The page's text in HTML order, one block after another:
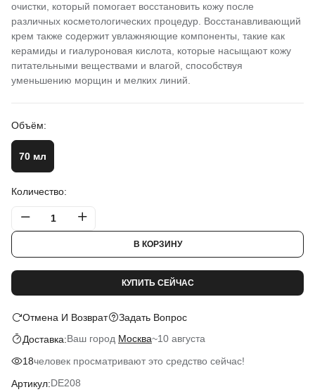
очистки, который помогает восстановить кожу после
различных косметологических процедур. Восстанавливающий
крем также содержит увлажняющие компоненты, такие как
керамиды и гиалуроновая кислота, которые насыщают кожу
питательными веществами и влагой, способствуя
уменьшению морщин и мелких линий.
Объём:
70 мл
Количество:
В КОРЗИНУ
КУПИТЬ СЕЙЧАС
Отмена И Возврат
Задать Вопрос
Доставка:Ваш город Москва~10 августа
18человек просматривают это средство сейчас!
Артикул:DE208